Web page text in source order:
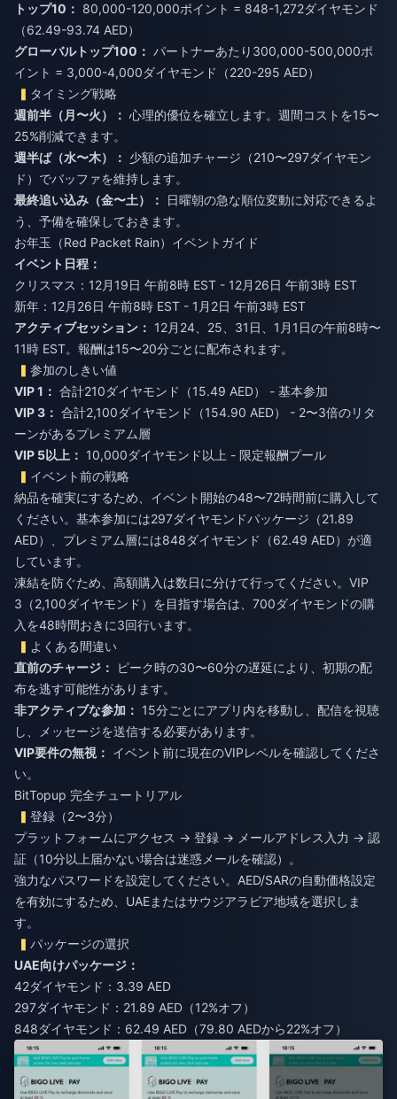
トップ10： 80,000-120,000ポイント = 848-1,272ダイヤモンド
（62.49-93.74 AED）
グローバルトップ100： パートナーあたり300,000-500,000ポ
イント = 3,000-4,000ダイヤモンド（220-295 AED）
タイミング戦略
週前半（月〜火）： 心理的優位を確立します。週間コストを15〜
25%削減できます。
週半ば（水〜木）： 少額の追加チャージ（210〜297ダイヤモン
ド）でバッファを維持します。
最終追い込み（金〜土）：
日曜朝の急な順位変動に対応できるよ
う、予備を確保しておきます。
お年玉（Red Packet Rain）イベントガイド
イベント日程：
クリスマス：12月19日 午前8時 EST - 12月26日 午前3時 EST
新年：12月26日 午前8時 EST - 1月2日 午前3時 EST
アクティブセッション： 12月24、25、31日、1月1日の午前8時〜
11時 EST。報酬は15〜20分ごとに配布されます。
参加のしきい値
VIP 1： 合計210ダイヤモンド（15.49 AED） - 基本参加
VIP 3： 合計2,100ダイヤモンド（154.90 AED） - 2〜3倍のリタ
ーンがあるプレミアム層
VIP 5以上： 10,000ダイヤモンド以上 - 限定報酬プール
イベント前の戦略
納品を確実にするため、イベント開始の48〜72時間前に購入して
ください。基本参加には297ダイヤモンドパッケージ（21.89
AED）、プレミアム層には848ダイヤモンド（62.49 AED）が適
しています。
凍結を防ぐため、高額購入は数日に分けて行ってください。VIP
3（2,100ダイヤモンド）を目指す場合は、700ダイヤモンドの購
入を48時間おきに3回行います。
よくある間違い
直前のチャージ：
ピーク時の30〜60分の遅延により、初期の配
布を逃す可能性があります。
非アクティブな参加： 15分ごとにアプリ内を移動し、配信を視聴
し、メッセージを送信する必要があります。
VIP要件の無視： イベント前に現在のVIPレベルを確認してくださ
い。
BitTopup 完全チュートリアル
登録（2〜3分）
プラットフォームにアクセス → 登録 → メールアドレス入力 → 認
証（10分以上届かない場合は迷惑メールを確認）。
強力なパスワードを設定してください。AED/SARの自動価格設定
を有効にするため、UAEまたはサウジアラビア地域を選択しま
す。
パッケージの選択
UAE向けパッケージ：
42ダイヤモンド：3.39 AED
297ダイヤモンド：21.89 AED（12%オフ）
848ダイヤモンド：62.49 AED（79.80 AEDから22%オフ）